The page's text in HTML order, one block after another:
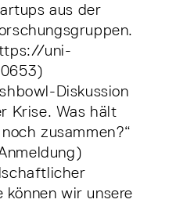
aus der
uni-
Diskussion
Krise. Was hält
zusammen?“
können wir unsere